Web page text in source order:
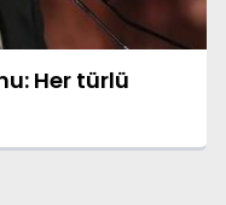
Her türlü